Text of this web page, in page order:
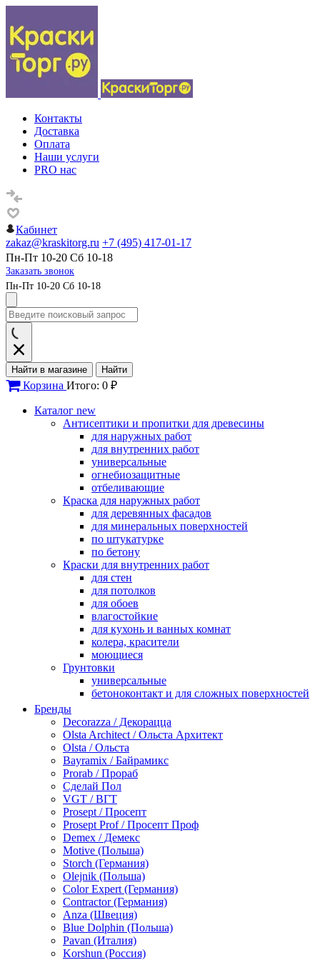
Контакты
Доставка
Оплата
Наши услуги
PRO нас
Кабинет
zakaz@kraskitorg.ru +7 (495) 417-01-17
Пн-Пт 10-20 Сб 10-18
Заказать звонок
Пн-Пт 10-20 Сб 10-18
Найти в магазине Найти
Корзина Итого: 0 ₽
Каталог new
Антисептики и пропитки для древесины
для наружных работ
для внутренних работ
универсальные
огнебиозащитные
отбеливающие
Краска для наружных работ
для деревянных фасадов
для минеральных поверхностей
по штукатурке
по бетону
Краски для внутренних работ
для стен
для потолков
для обоев
влагостойкие
для кухонь и ванных комнат
колера, красители
моющиеся
Грунтовки
универсальные
бетоноконтакт и для сложных поверхностей
по металлу
антикорозийные
под декоративные штукатурки
для гипсокартона
под штукатурку
Герметик
акриловые
силиконовые универсальные, нейтральные
силиконовые санитарные (антигрибковые)
шовные для срубов
для кровли
для каминов
полиуретановые
Декоративные штукатурки и краски
краски для декора, патина
мокрый шелк
венецианские (эффект мрамора)
песок (эффект песчаных вихрей)
декоративная шпаклевка
Бренды
Decorazza / Декорацца
Olsta Architect / Ольста Архитект
Olsta / Ольста
Bayramix / Байрамикс
Prorab / Прораб
Сделай Пол
VGT / ВГТ
Prosept / Просепт
Prosept Prof / Просепт Проф
Demex / Демекс
Motive (Польша)
Storch (Германия)
Olejnik (Польша)
Color Expert (Германия)
Contractor (Германия)
Anza (Швеция)
Blue Dolphin (Польша)
Pavan (Италия)
Korshun (Россия)